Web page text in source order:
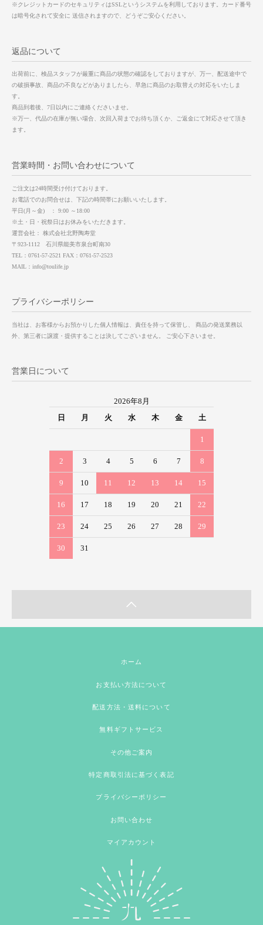
※クレジットカードのセキュリティはSSLというシステムを利用しております。カード番号
は暗号化されて安全に 送信されますので、どうぞご安心ください。
返品について
出荷前に、検品スタッフが厳重に商品の状態の確認をしておりますが、万一、配送途中で
の破損事故、商品の不良などがありましたら、早急に商品のお取替えの対応をいたしま
す。
商品到着後、7日以内にご連絡くださいませ。
※万一、代品の在庫が無い場合、次回入荷までお待ち頂くか、ご返金にて対応させて頂き
ます。
営業時間・お問い合わせについて
ご注文は24時間受け付けております。
お電話でのお問合せは、下記の時間帯にお願いいたします。
平日(月～金) ： 9:00 ～18:00
※土・日・祝祭日はお休みをいただきます。
運営会社： 株式会社北野陶寿堂
〒923-1112 石川県能美市泉台町南30
TEL：0761-57-2521 FAX：0761-57-2523
MAIL：info@toulife.jp
プライバシーポリシー
当社は、お客様からお預かりした個人情報は、責任を持って保管し、 商品の発送業務以
外、第三者に譲渡・提供することは決してございません。 ご安心下さいませ。
営業日について
2026年8月
日
月 火 水 木 金 土
1
2 3 4 5 6 7 8
9 10 11 12 13 14 15
16 17 18 19 20 21 22
23 24 25 26 27 28 29
30 31
ホーム
お支払い方法について
配送方法・送料について
無料ギフトサービス
その他ご案内
特定商取引法に基づく表記
プライバシーポリシー
お問い合わせ
マイアカウント